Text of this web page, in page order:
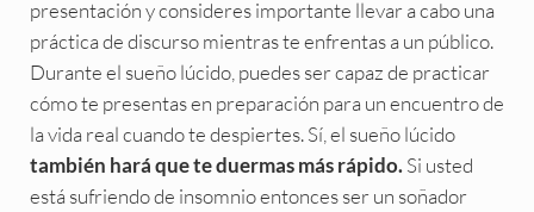
presentación y consideres importante llevar a cabo una
práctica de discurso mientras te enfrentas a un público.
Durante el sueño lúcido, puedes ser capaz de practicar
cómo te presentas en preparación para un encuentro de
la vida real cuando te despiertes. Sí, el sueño lúcido
también hará que te duermas más rápido. Si usted
está sufriendo de insomnio entonces ser un soñador